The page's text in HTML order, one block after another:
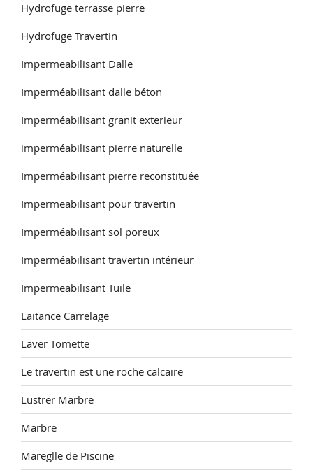
Hydrofuge terrasse pierre
Hydrofuge Travertin
Impermeabilisant Dalle
Imperméabilisant dalle béton
Imperméabilisant granit exterieur
imperméabilisant pierre naturelle
Imperméabilisant pierre reconstituée
Impermeabilisant pour travertin
Imperméabilisant sol poreux
Imperméabilisant travertin intérieur
Impermeabilisant Tuile
Laitance Carrelage
Laver Tomette
Le travertin est une roche calcaire
Lustrer Marbre
Marbre
Mareglle de Piscine